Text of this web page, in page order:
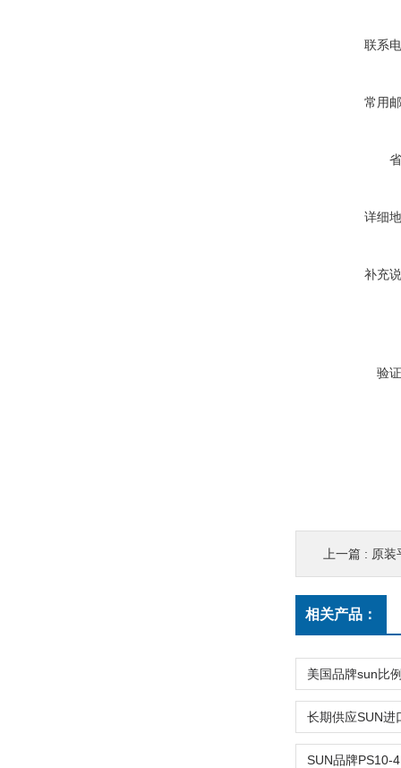
联系
常用
详细
补充
验
上一篇 : 原装
相关产品：